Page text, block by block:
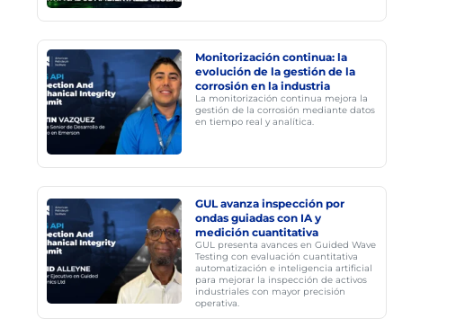
Monitorización continua: la
evolución de la gestión de la
corrosión en la industria
La monitorización continua mejora la
gestión de la corrosión mediante datos
en tiempo real y analítica.
GUL avanza inspección por
ondas guiadas con IA y
medición cuantitativa
GUL presenta avances en Guided Wave
Testing con evaluación cuantitativa
automatización e inteligencia artificial
para mejorar la inspección de activos
industriales con mayor precisión
operativa.